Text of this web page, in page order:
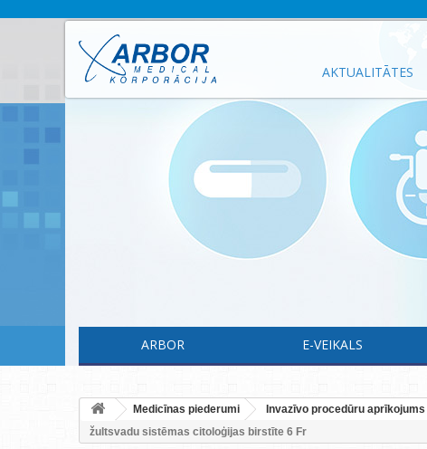
AKTUALITĀTES
ARBOR E-VEIKALS
Medicīnas piederumi Invazīvo procedūru aprīkojums
žultsvadu sistēmas citoloģijas birstīte 6 Fr